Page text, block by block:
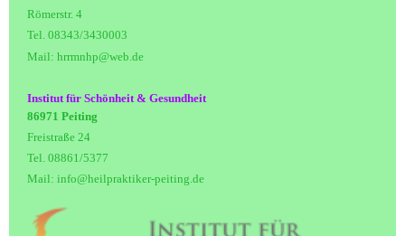
Römerstr. 4
Tel. 08343/3430003
Mail: hrrmnhp@web.de
Institut für Schönheit & Gesundheit
86971 Peiting
Freistraße 24
Tel. 08861/5377
Mail: info@heilpraktiker-peiting.de